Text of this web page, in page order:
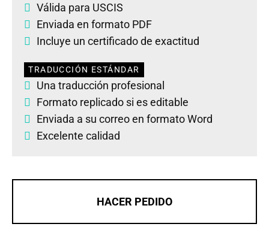
Válida para USCIS
Enviada en formato PDF
Incluye un certificado de exactitud
TRADUCCIÓN ESTÁNDAR
Una traducción profesional
Formato replicado si es editable
Enviada a su correo en formato Word
Excelente calidad
HACER PEDIDO